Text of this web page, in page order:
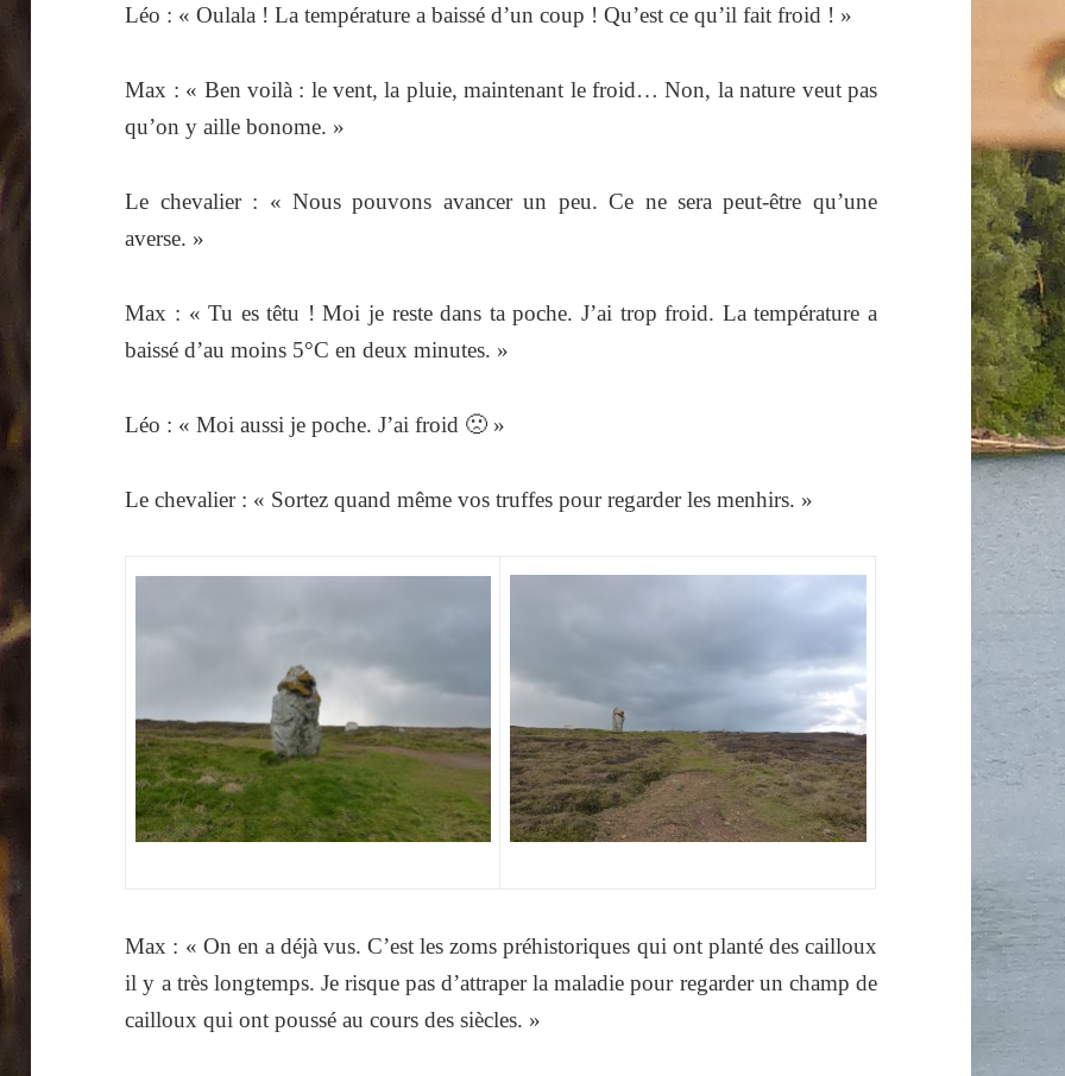
Léo : « Oulala ! La température a baissé d’un coup ! Qu’est ce qu’il fait froid ! »
Max : « Ben voilà : le vent, la pluie, maintenant le froid… Non, la nature veut pas
qu’on y aille bonome. »
Le chevalier : « Nous pouvons avancer un peu. Ce ne sera peut-être qu’une
averse. »
Max : « Tu es têtu ! Moi je reste dans ta poche. J’ai trop froid. La température a
baissé d’au moins 5°C en deux minutes. »
Léo : « Moi aussi je poche. J’ai froid 🙁 »
Le chevalier : « Sortez quand même vos truffes pour regarder les menhirs. »
Max : « On en a déjà vus. C’est les zoms préhistoriques qui ont planté des cailloux
il y a très longtemps. Je risque pas d’attraper la maladie pour regarder un champ de
cailloux qui ont poussé au cours des siècles. »